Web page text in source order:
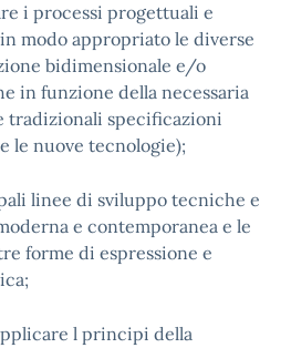
i processi progettuali e
modo appropriato le diverse
bidimensionale e/o
in funzione della necessaria
tradizionali specificazioni
le nuove tecnologie);
linee di sviluppo tecniche e
e contemporanea e le
forme di espressione e
l principi della